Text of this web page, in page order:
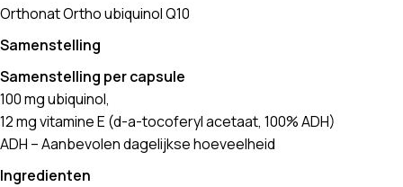
Orthonat Ortho ubiquinol Q10
Samenstelling
Samenstelling per capsule
100 mg ubiquinol,
12 mg vitamine E (d-a-tocoferyl acetaat, 100% ADH)
ADH – Aanbevolen dagelijkse hoeveelheid
Ingredienten